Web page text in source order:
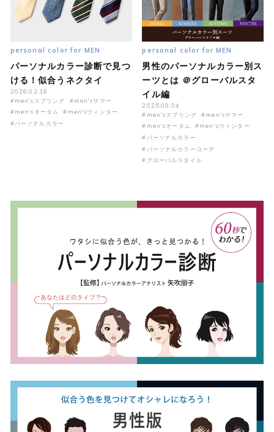
personal color for MEN
パーソナルカラー診断で見つ
ける！似合うネクタイ
2026.02.18
#men'sスプリング
#men'sサマー
#men'sオータム
#men'sウィンター
#パーソナルカラー
personal color for MEN
男性のパーソナルカラー別ス
ーツとは ＠グローバルスタ
イル編
2025.09.04
#men'sスプリング
#men'sサマー
#men'sオータム
#men'sウィンター
#パーソナルカラー
#パーソナルカラーコーデ
#グローバルスタイル